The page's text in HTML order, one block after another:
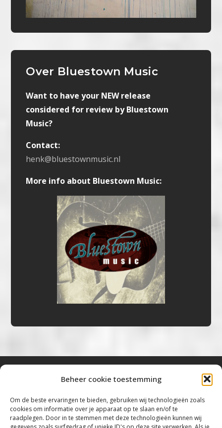
Beheer cookie toestemming
Om de beste ervaringen te bieden, gebruiken wij technologieën zoals
cookies om informatie over je apparaat op te slaan en/of te
raadplegen. Door in te stemmen met deze technologieën kunnen wij
Over Bluestown Music
Want to have your NEW release
considered for review by Bluestown
Music?
Contact:
henk@bluestownmusic.nl
More info about Bluestown Music:
“Voor de mooiste Blues, Rock, Roots &